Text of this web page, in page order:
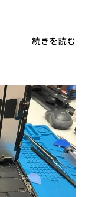
続きを読む